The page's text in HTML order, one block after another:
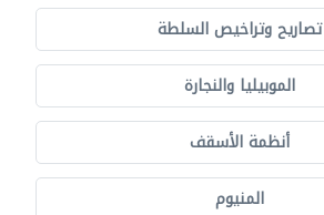
تصاريح وتراخيص السلطة
الموبيليا والنجارة
أنظمة الأسقف
المنيوم